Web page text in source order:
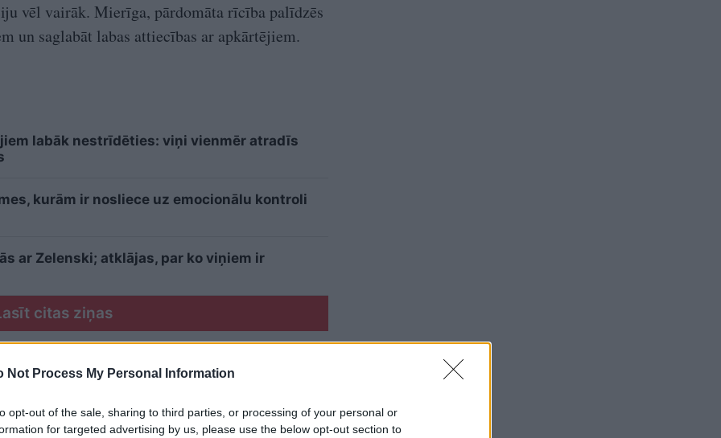
Not Process My Personal Information
opt-out of the sale, sharing to third parties, or processing of your personal or
for targeted advertising by us, please use the below opt-out section to
vēl vairāk. Mierīga, pārdomāta rīcība palīdzēs
un saglabāt labas attiecības ar apkārtējiem.
labāk nestrīdēties: viņi vienmēr atradīs
kurām ir nosliece uz emocionālu kontroli
ar Zelenski; atklājas, par ko viņiem ir
citas ziņas